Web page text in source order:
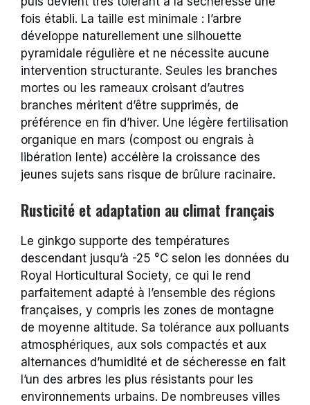
fois établi. La taille est minimale : l’arbre
développe naturellement une silhouette
pyramidale régulière et ne nécessite aucune
intervention structurante. Seules les branches
mortes ou les rameaux croisant d’autres
branches méritent d’être supprimés, de
préférence en fin d’hiver. Une légère fertilisation
organique en mars (compost ou engrais à
libération lente) accélère la croissance des
jeunes sujets sans risque de brûlure racinaire.
Rusticité et adaptation au climat français
Le ginkgo supporte des températures
descendant jusqu’à -25 °C selon les données du
Royal Horticultural Society, ce qui le rend
parfaitement adapté à l’ensemble des régions
françaises, y compris les zones de montagne
de moyenne altitude. Sa tolérance aux polluants
atmosphériques, aux sols compactés et aux
alternances d’humidité et de sécheresse en fait
l’un des arbres les plus résistants pour les
environnements urbains. De nombreuses villes